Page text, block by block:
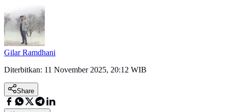
Gilar Ramdhani
Diterbitkan: 11 November 2025, 20:12 WIB
Share